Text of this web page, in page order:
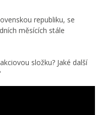
republiku, se
měsících stále
složku? Jaké další